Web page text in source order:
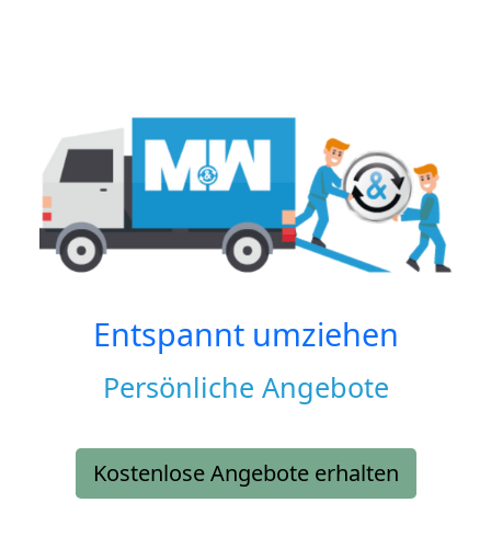
Entspannt umziehen
Persönliche Angebote
Kostenlose Angebote erhalten